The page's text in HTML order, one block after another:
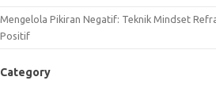
Mengelola Pikiran Negatif: Teknik Mindset
Positif
Category